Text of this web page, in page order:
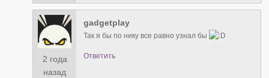
2 года
назад
gadgetplay
Так я бы по нику все равно узнал бы
Ответить